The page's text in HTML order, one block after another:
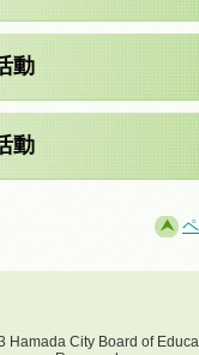
動
動
Hamada City Board of